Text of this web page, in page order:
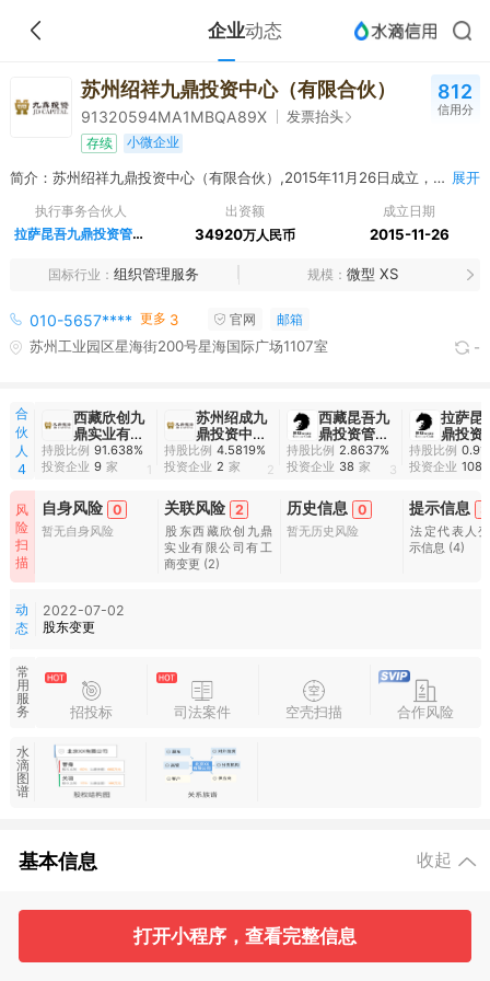
企业动态
苏州绍祥九鼎投资中心（有限合伙）
91320594MA1MBQA89X 发票抬头
存续 小微企业
812
信用分
简介：苏州绍祥九鼎投资中心（有限合伙）,2015年11月26日成立，经营范围包括创业投资业务，代理其他创业投资企业等机构或个人的创业投资业务，参与设立创业投资与创业投资管理顾问机构。（依法须经批准的项目，经相关部门批准后方可开展经营活动） 展开
执行事务合伙人
拉萨昆吾九鼎投资管理有限公司
出资额
34920万人民币
成立日期
2015-11-26
国标行业 组织管理服务 规模 微型 XS
010-5657**** 更多 3 官网 邮箱
苏州工业园区星海街200号星海国际广场1107室 -
合
伙
人
4
西藏欣创九
鼎实业有限
公司
持股比例 91.638%
投资企业 9 家 1
苏州绍成九
鼎投资中心
（有限合
伙）
持股比例 4.5819%
投资企业 2 家 2
西藏昆吾九
鼎投资管理
有限公司
持股比例 2.8637%
投资企业 38 家 3
拉萨昆
鼎投资
有限公
持股比例
投资企业 108
风
险
扫
描
自身风险 0
暂无自身风险
关联风险 2
股东西藏欣创九鼎
实业有限公司有工
商变更 (2)
历史信息 0
暂无历史风险
提示信息
法定代表人
示信息 (4)
动
态
2022-07-02
股东变更
常
用
服
务
招投标 司法案件 空壳扫描 合作风险
水
滴
图
谱
基本信息 收起
打开小程序，查看完整信息